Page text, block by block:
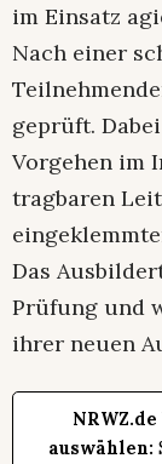
im Einsatz
Nach einer
geprüft.
Vorgehen im
tragbaren
Das
Prüfung und
ihrer neuen
auswählen: